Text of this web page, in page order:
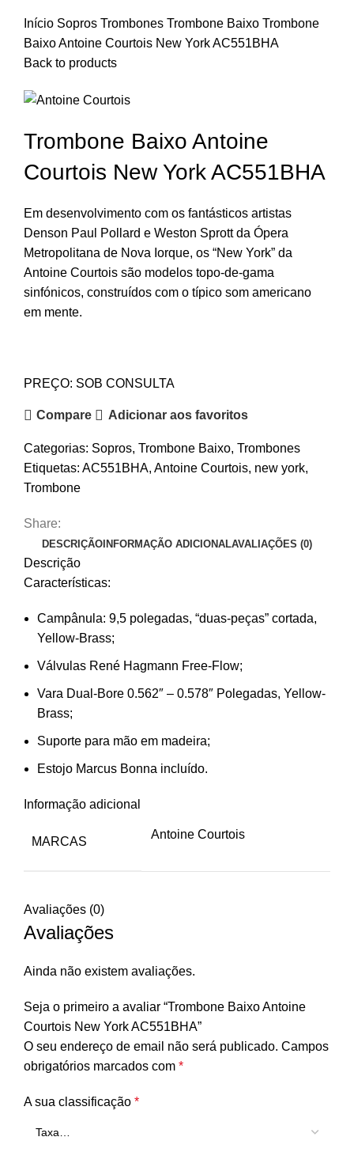
Início Sopros Trombones Trombone Baixo Trombone
Baixo Antoine Courtois New York AC551BHA
Back to products
Trombone Baixo Antoine
Courtois New York AC551BHA
Em desenvolvimento com os fantásticos artistas
Denson Paul Pollard e Weston Sprott da Ópera
Metropolitana de Nova Iorque, os “New York” da
Antoine Courtois são modelos topo-de-gama
sinfónicos, construídos com o típico som americano
em mente.
PREÇO: SOB CONSULTA
Compare Adicionar aos favoritos
Categorias: Sopros, Trombone Baixo, Trombones
Etiquetas: AC551BHA, Antoine Courtois, new york,
Trombone
Share:
DESCRIÇÃOINFORMAÇÃO ADICIONALAVALIAÇÕES (0)
Descrição
Características:
Campânula: 9,5 polegadas, “duas-peças” cortada,
Yellow-Brass;
Válvulas René Hagmann Free-Flow;
Vara Dual-Bore 0.562″ – 0.578″ Polegadas, Yellow-
Brass;
Suporte para mão em madeira;
Estojo Marcus Bonna incluído.
Informação adicional
MARCAS
Antoine Courtois
Avaliações (0)
Avaliações
Ainda não existem avaliações.
Seja o primeiro a avaliar “Trombone Baixo Antoine
Courtois New York AC551BHA”
O seu endereço de email não será publicado. Campos
obrigatórios marcados com *
A sua classificação *